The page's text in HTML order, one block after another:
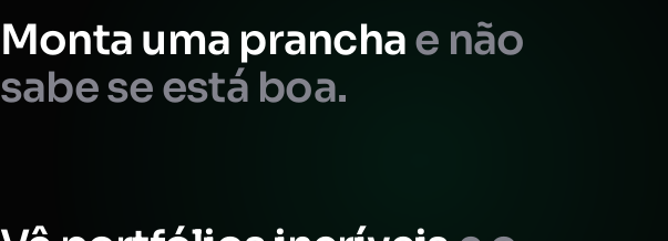
Monta uma pranchae não
sabe se está boa.